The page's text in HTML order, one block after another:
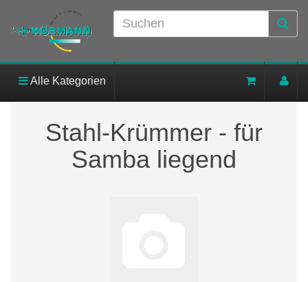
Alle Kategorien
Stahl-Krümmer - für
Samba liegend